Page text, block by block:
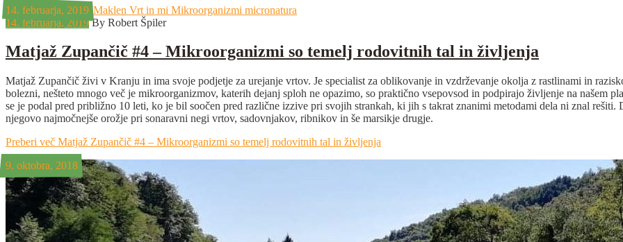
14. februarja, 2019
14. februarja, 2019
By Robert Špiler
Matjaž Zupančič #4 – Mikroorganizmi so temelj rodovitnih tal in življenja
Matjaž Zupančič živi v Kranju in ima svoje podjetje za urejanje vrtov. Je specialist za oblikovanje in vzdrževanje okolja z rastlinami in
bolezni, nešteto mnogo več je mikroorganizmov, katerih dejanj sploh ne opazimo, so praktično vsepovsod in podpirajo življenje na našem
se je podal pred približno 10 leti, ko je bil soočen pred različne izzive pri svojih strankah, ki jih s takrat znanimi metodami dela ni znal
njegovo najmočnejše orožje pri sonaravni negi vrtov, sadovnjakov, ribnikov in še marsikje drugje.
Preberi več Matjaž Zupančič #4 – Mikroorganizmi so temelj rodovitnih tal in življenja
9. oktobra, 2018